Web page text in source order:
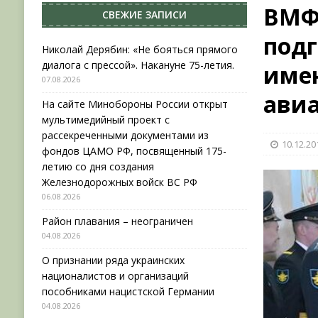
[ 04.08.2026 ] Район плавания – неограничен
[ 04.08.2026 ]
О признании ряда украинских
НОВОСТИ
[ 31.07.2026 ] АВГУСТ В ВОЕННОЙ ИСТОРИИ
[ 07.08.2026 ]
Николай Дерябин: «Не бояться
ВМФ
СВЕЖИЕ ЗАПИСИ
Николай Дерябин: «Не бояться прямого
диалога с прессой». Накануне 75-летия.
07.08.2026
На сайте Минобороны России открыт
мультимедийный проект с
рассекреченными документами из
фондов ЦАМО РФ, посвященный 175-
летию со дня создания
Железнодорожных войск ВС РФ
06.08.2026
Район плавания – неограничен
04.08.2026
О признании ряда украинских
националистов и организаций
пособниками нацистской Германии
04.08.2026